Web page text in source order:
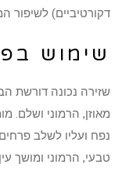
דקורטיביים) לשיפור
שימוש
שזירה נכונה דורשת
מאוזן, הרמוני ושלם.
נפח ועליו לשלב
טבעי, הרמוני ומושך